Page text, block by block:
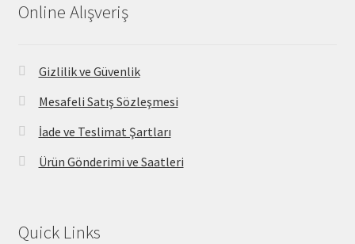
Online Alışveriş
Gizlilik ve Güvenlik
Mesafeli Satış Sözleşmesi
İade ve Teslimat Şartları
Ürün Gönderimi ve Saatleri
Quick Links